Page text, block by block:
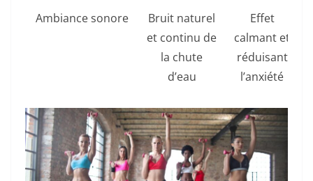
Ambiance sonore
Bruit naturel
et continu de
la chute
d’eau
Effet
calmant et
réduisant
l’anxiété